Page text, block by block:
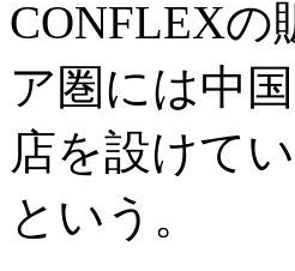
CONFLEX
ア圏には中
店を設けて
という。